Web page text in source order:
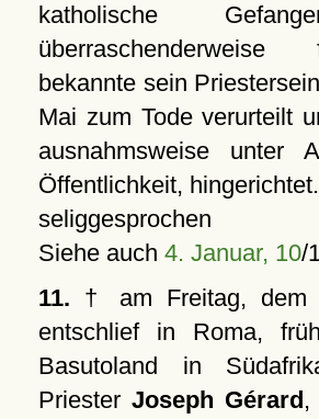
katholische
überraschenderweise
bekannte sein
Mai zum Tode verurteilt
ausnahmsweise unter
Öffentlichkeit,
seliggesprochen
Siehe auch 4. Januar, 10/
11. † am Freitag, dem
entschlief in Roma,
Basutoland in
PriesterJoseph Gérard,